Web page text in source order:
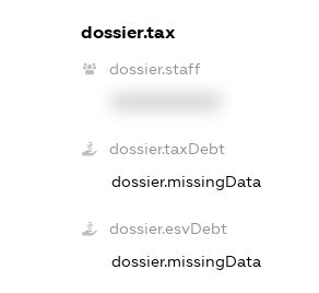
dossier.tax
dossier.staff
dossier.taxDebt
dossier.missingData
dossier.esvDebt
dossier.missingData